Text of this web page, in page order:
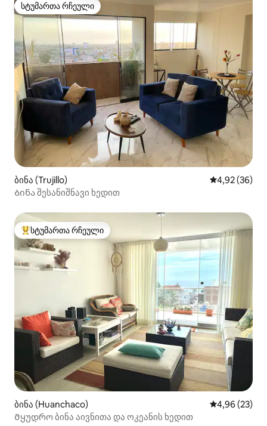
სტუმართა რჩეული
სტუმართა რჩეული
ბინა (Trujillo) საშუალო
4,92 (36)
Ბინა შესანიშნავი ხედით
სტუმართა რჩეული მოწინავე ვარიანტი
სტუმართა რჩეული
ბინა (Huanchaco) საშუალო
4,96 (23)
Მყუდრო ბინა აივნითა და ოკეანის ხედით